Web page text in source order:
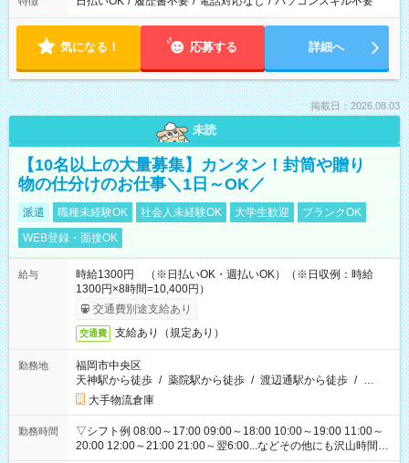
気になる！ 応募する 詳細へ
掲載日：2026.08.03
未読
【10名以上の大量募集】カンタン！封筒や贈り
物の仕分けのお仕事＼1日～OK／
派遣 職種未経験OK 社会人未経験OK 大学生歓迎
ブランクOK
WEB登録・面接OK
給与
時給1300円 （※日払いOK・週払いOK）（※日収例：時給
1300円×8時間=10,400円）
交通費別途支給あり
交通費 支給あり（規定あり）
勤務地
福岡市中央区
天神駅から徒歩 / 薬院駅から徒歩 / 渡辺通駅から徒歩 / …
大手物流倉庫
勤務時間
▽シフト例 08:00～17:00 09:00～18:00 10:00～19:00 11:00～
20:00 12:00～21:00 21:00～翌6:00...などその他にも沢山時間が
ございます！ 基本は実働8時間（休憩1時間）がメインですが、